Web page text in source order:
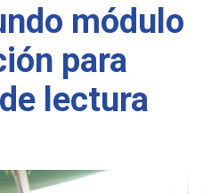
módulo
para
lectura